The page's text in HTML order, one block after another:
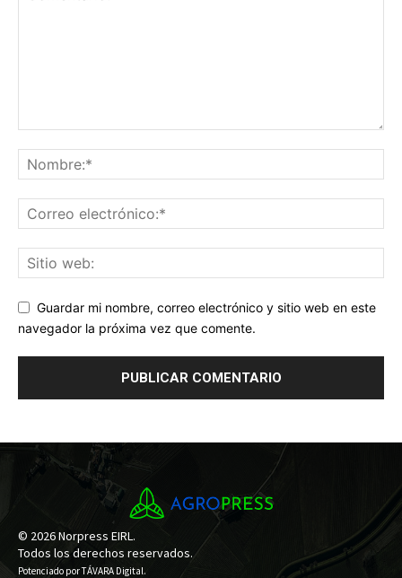
Guardar mi nombre, correo electrónico y sitio web en este
navegador la próxima vez que comente.
© 2026 Norpress EIRL.
Todos los derechos reservados.
Potenciado porTÁVARA Digital.